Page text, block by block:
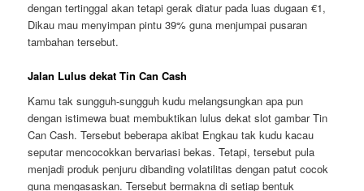
dengan tertinggal akan tetapi gerak diatur pada luas dugaan €1,
Dikau mau menyimpan pintu 39% guna menjumpai pusaran
tambahan tersebut.
Jalan Lulus dekat Tin Can Cash
Kamu tak sungguh-sungguh kudu melangsungkan apa pun
dengan istimewa buat membuktikan lulus dekat slot gambar Tin
Can Cash. Tersebut beberapa akibat Engkau tak kudu kacau
seputar mencocokkan bervariasi bekas. Tetapi, tersebut pula
menjadi produk penjuru dibanding volatilitas dengan patut cocok
guna mengasaskan. Tersebut bermakna di setiap bentuk